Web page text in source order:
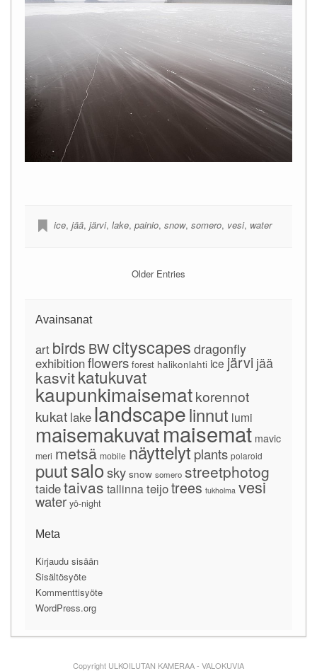
ice, jää, järvi, lake, painio, snow, somero, vesi, water
Older Entries
Avainsanat
art birds BWcityscapes dragonfly
exhibitionflowers forest halikonlahti ice järvi jää
kasvitkatukuvat
kaupunkimaisematkorennot
kukat lake landscapelinnut lumi
maisemakuvatmaisemat mavic
meri metsä mobile näyttelyt plants polaroid
puutsalosky snow somero streetphotog
taidetaivas tallinna teijotrees tukholma vesi
water yö-night
Meta
Kirjaudu sisään
Sisältösyöte
Kommenttisyöte
WordPress.org
Copyright ULKOILUTAN KAMERAA - VALOKUVIA